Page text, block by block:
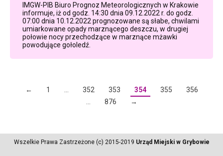
IMGW-PIB Biuro Prognoz Meteorologicznych w Krakowie
informuje, iż od godz. 14:30 dnia 09.12.2022 r. do godz.
07:00 dnia 10.12.2022 prognozowane są słabe, chwilami
umiarkowane opady marznącego deszczu, w drugiej
połowie nocy przechodzące w marznące mżawki
powodujące gołoledź.
← 1 352 353 354 355
356
876 →
Wszelkie Prawa Zastrzeżone (c) 2015-2019 Urząd Miejski w Grybowie